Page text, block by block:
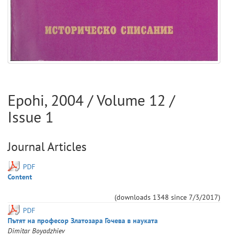
Epohi, 2004 / Volume 12 /
Issue 1
Journal Articles
PDF
Content
(downloads 1348 since 7/3/2017)
PDF
Пътят на професор Златозара Гочева в науката
Dimitar Boyadzhiev